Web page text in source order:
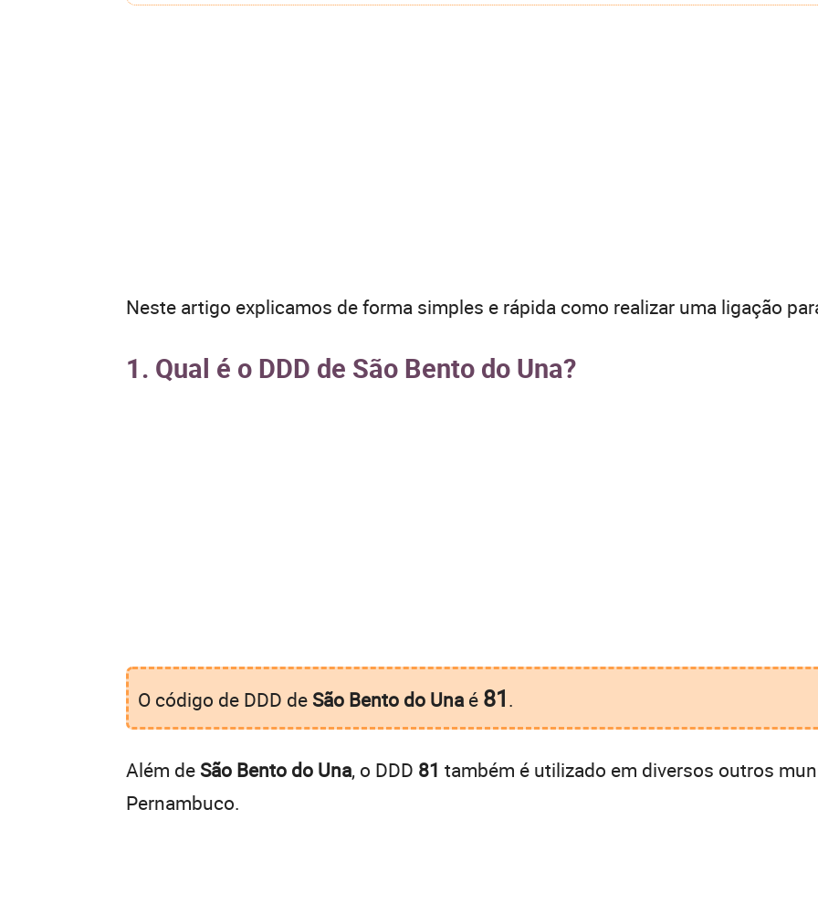
Neste artigo explicamos de forma simples e rápida como realizar uma ligação
1. Qual é o DDD de São Bento do Una?
O código de DDD de São Bento do Unaé 81.
Além de São Bento do Una, o DDD 81 também é utilizado em diversos outros
Pernambuco.